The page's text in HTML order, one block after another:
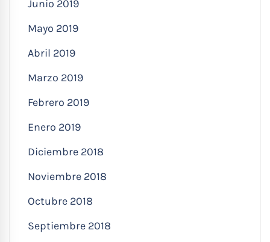
Junio 2019
Mayo 2019
Abril 2019
Marzo 2019
Febrero 2019
Enero 2019
Diciembre 2018
Noviembre 2018
Octubre 2018
Septiembre 2018